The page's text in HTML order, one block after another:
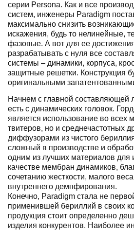
серии Persona. Как и все
систем, инженеры Paradigm
максимально снизить
искажения, будь то нелинейные,
фазовые. А вот для ее
разрабатывать с нуля все
системы – динамики, корпуса,
защитные решетки. Конструкция
оригинальными
Начнем с главной составляющей
есть с динамических головок.
является использование во всех
твитеров, но и среднечастотных
диффузорами из чистого
сложный в производстве и
одним из лучших материалов для
качестве мембран динамиков,
сочетанию жесткости, малого
внутреннего демпфирования.
Конечно, Paradigm стала не
применившей бериллий в своих
продукция стоит определенно
изделия конкурентов. Наиболее